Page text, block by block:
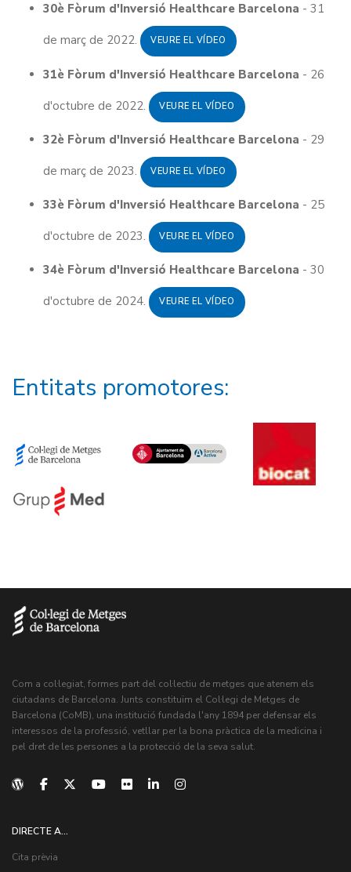
30è Fòrum d'Inversió Healthcare Barcelona - 31
de març de 2022. VEURE EL VÍDEO
31è Fòrum d'Inversió Healthcare Barcelona - 26
d'octubre de 2022. VEURE EL VÍDEO
32è Fòrum d'Inversió Healthcare Barcelona - 29
de març de 2023. VEURE EL VÍDEO
33è Fòrum d'Inversió Healthcare Barcelona - 25
d'octubre de 2023. VEURE EL VÍDEO
34è Fòrum d'Inversió Healthcare Barcelona - 30
d'octubre de 2024. VEURE EL VÍDEO
Entitats promotores:
Com a col·legiat, formes part del col·lectiu de metges que atenem els
ciutadans de Barcelona. Junts constituïm el Col·legi de Metges de
Barcelona (CoMB), una institució fundada l'any 1894 per defensar els
interessos de la professió, vetllar per la bona pràctica de la medicina i
pel dret de les persones a la protecció de la seva salut.
DIRECTE A...
Cita prèvia